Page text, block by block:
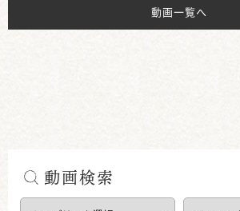
動画一覧へ
動画検索